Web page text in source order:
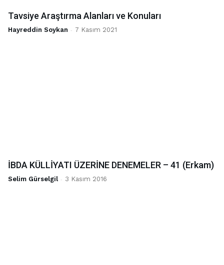
Tavsiye Araştırma Alanları ve Konuları
Hayreddin Soykan - 7 Kasım 2021
İBDA KÜLLİYATI ÜZERİNE DENEMELER – 41 (Erkam)
Selim Gürselgil - 3 Kasım 2016